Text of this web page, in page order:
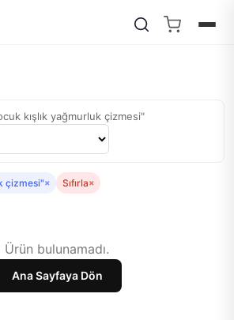
kışlık yağmurluk çizmesi"
çizmesi"× Sıfırla×
Ürün bulunamadı.
Ana Sayfaya Dön